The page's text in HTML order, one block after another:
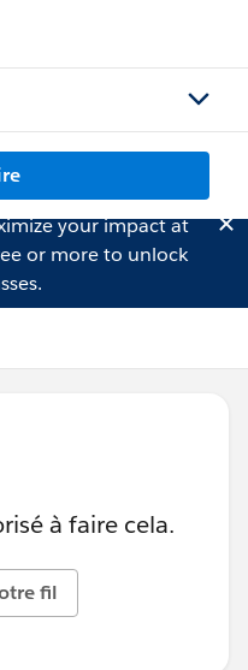
your impact at
or more to unlock
à faire cela.
fil